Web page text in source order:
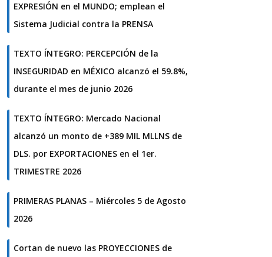
EXPRESIÓN en el MUNDO; emplean el
Sistema Judicial contra la PRENSA
TEXTO ÍNTEGRO: PERCEPCIÓN de la
INSEGURIDAD en MÉXICO alcanzó el 59.8%,
durante el mes de junio 2026
TEXTO ÍNTEGRO: Mercado Nacional
alcanzó un monto de +389 MIL MLLNS de
DLS. por EXPORTACIONES en el 1er.
TRIMESTRE 2026
PRIMERAS PLANAS – Miércoles 5 de Agosto
2026
Cortan de nuevo las PROYECCIONES de